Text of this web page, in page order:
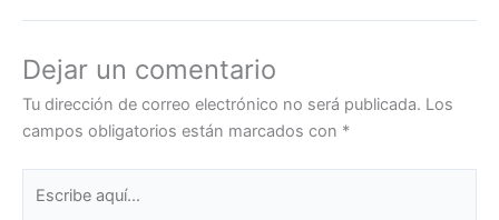
Dejar un comentario
Tu dirección de correo electrónico no será publicada. Los
campos obligatorios están marcados con *
aquí...